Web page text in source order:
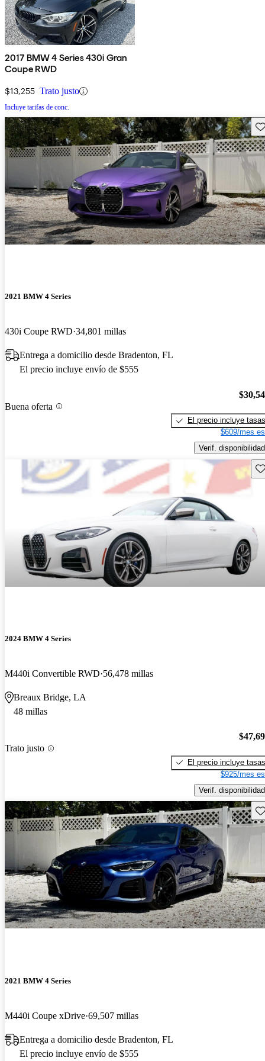
2017 BMW 4 Series 430i Gran
Coupe RWD
$13,255 Trato justo
Incluye tarifas de conc.
2021 BMW 4 Series
430i Coupe RWD 34,801 millas
Entrega a domicilio desde Bradenton, FL
El precio incluye envío de $555
Buena oferta
El precio incluye tasas
$609/mes
Verif. disponibilidad
2024 BMW 4 Series
M440i Convertible RWD 56,478 millas
Breaux Bridge, LA
48 millas
Trato justo
El precio incluye tasas
$925/mes
Verif. disponibilidad
2021 BMW 4 Series
M440i Coupe xDrive 69,507 millas
Entrega a domicilio desde Bradenton, FL
El precio incluye envío de $555